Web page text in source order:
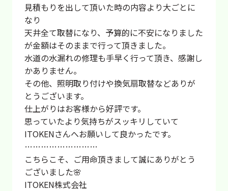
見積もりを出して頂いた時の内容より大ごとに
なり
天井全て取替になり、予算的に不安になりました
が金額はそのままで行って頂きました。
水道の水漏れの修理も手早く行って頂き、感謝し
かありません。
その他、照明取り付けや換気扇取替などありが
とうございます。
仕上がりはお客様から好評です。
思っていたより気持ちがスッキリしていて
ITOKENさんへお願いして良かったです。
………………………
こちらこそ、ご用命頂きまして誠にありがとう
ございました🌸
ITOKEN株式会社